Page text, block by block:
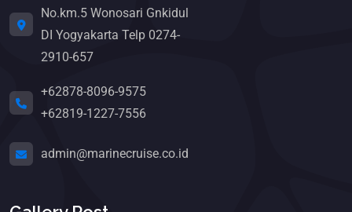
No.km.5 Wonosari Gnkidul
DI Yogyakarta Telp 0274-
2910-657
+62878-8096-9575
+62819-1227-7556
admin@marinecruise.co.id